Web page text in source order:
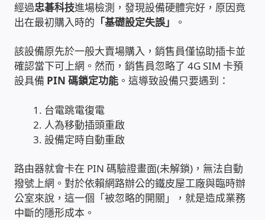
電腦資訊-實績案例
聯絡我們
徵 伙伴
公益贊助、社會貢獻
聯盟合作包商
家庭水電修繕
經過忠碁科技進場檢測，發現設備硬體完好，原因竟
出在最初購入時的 「基礎設定失誤」 。
該設備原先於一般大賣場購入，銷售員僅協助插卡並
確認當下可上網。然而，銷售員忽略了 4G SIM 卡預
設具備 PIN 碼鎖定功能 。這導致設備只要遇到：
台電跳電復電
人為移動插頭重啟
設備定時自動重啟
路由器就會卡在 PIN 碼驗證畫面(未解鎖)，無法自動
撥號上網。對於依賴網路辦公的鐵皮屋工廠與臨時辦
公室來說，這一個「被忽略的開關」，就是造成業務
中斷的隱形成本。